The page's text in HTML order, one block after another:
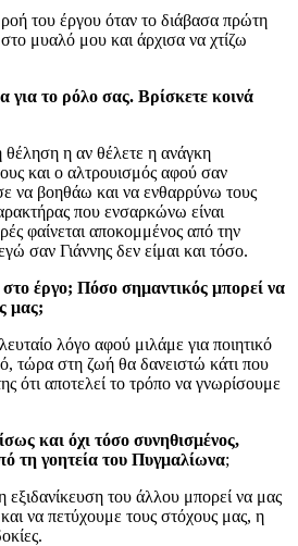
του έργου όταν το διάβασα πρώτη
μυαλό μου και άρχισα να χτίζω
για το ρόλο σας. Βρίσκετε κοινά
θέληση η αν θέλετε η ανάγκη
και ο αλτρουισμός αφού σαν
να βοηθάω και να ενθαρρύνω τους
που ενσαρκώνω είναι
φαίνεται αποκομμένος από την
σαν Γιάννης δεν είμαι και τόσο.
έργο; Πόσο σημαντικός μπορεί να
μας;
λόγο αφού μιλάμε για ποιητικό
τώρα στη ζωή θα δανειστώ κάτι που
ότι αποτελεί το τρόπο να γνωρίσουμε
και όχι τόσο συνηθισμένος,
τη γοητεία του Πυγμαλίωνα;
εξιδανίκευση του άλλου μπορεί να μας
να πετύχουμε τους στόχους μας, η